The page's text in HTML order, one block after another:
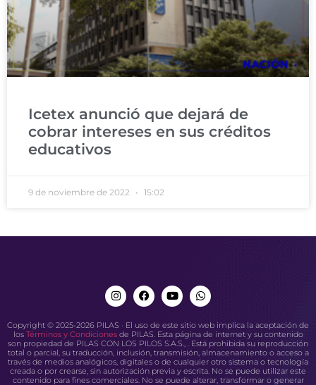
Icetex anunció que dejará de
cobrar intereses en sus créditos
educativos
9 de noviembre de 2022 15:02
Copyright © 2025-2026 PILAS · El uso de este sitio web implica la aceptación de
los Términos y Condicionesde PILAS. Esta página de internet y su contenido
son propiedad de PILAS CON LOS PILOS S.A.S., . Está prohibida su reproducción
total o parcial, su traducción, inclusión, transmisión, almacenamiento o acceso a
través de medios analógicos, digitales o de cualquier otro sistema o tecnología
creada o por crearse, sin autorización previa y escrita. No se puede utilizar este
contenido para fines comerciales. No se puede alterar, transformar o generar